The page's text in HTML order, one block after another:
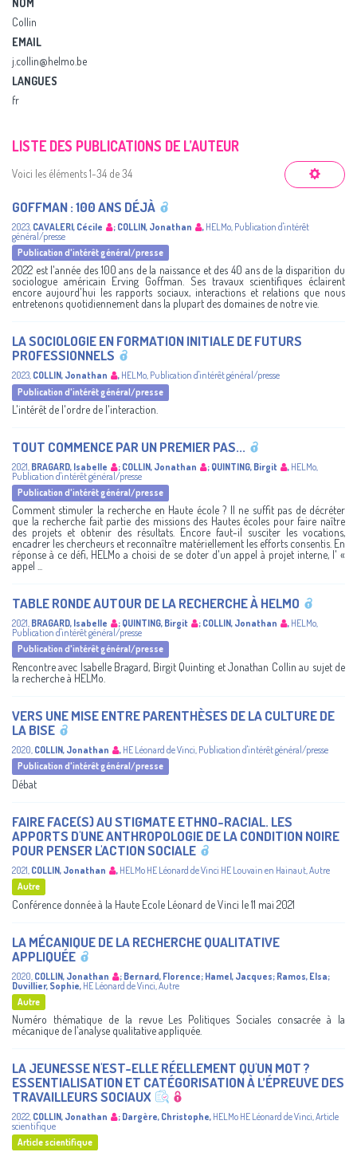
NOM
Collin
EMAIL
j.collin@helmo.be
LANGUES
fr
LISTE DES PUBLICATIONS DE L’AUTEUR
Voici les éléments 1-34 de 34
GOFFMAN : 100 ANS DÉJÀ
2023, CAVALERI, Cécile ; COLLIN, Jonathan , HELMo, Publication d'intérêt
général/presse
Publication d'intérêt général/presse
2022 est l'année des 100 ans de la naissance et des 40 ans de la disparition du
sociologue américain Erving Goffman. Ses travaux scientifiques éclairent
encore aujourd'hui les rapports sociaux, interactions et relations que nous
entretenons quotidiennement dans la plupart des domaines de notre vie.
LA SOCIOLOGIE EN FORMATION INITIALE DE FUTURS
PROFESSIONNELS
2023, COLLIN, Jonathan , HELMo, Publication d'intérêt général/presse
Publication d'intérêt général/presse
L'intérêt de l'ordre de l'interaction.
TOUT COMMENCE PAR UN PREMIER PAS...
2021, BRAGARD, Isabelle ; COLLIN, Jonathan ; QUINTING, Birgit , HELMo,
Publication d'intérêt général/presse
Publication d'intérêt général/presse
Comment stimuler la recherche en Haute école ? Il ne suffit pas de décréter
que la recherche fait partie des missions des Hautes écoles pour faire naître
des projets et obtenir des résultats. Encore faut-il susciter les vocations,
encadrer les chercheurs et reconnaître matériellement les efforts consentis. En
réponse à ce défi, HELMo a choisi de se doter d'un appel à projet interne, l' «
appel ...
TABLE RONDE AUTOUR DE LA RECHERCHE À HELMO
2021, BRAGARD, Isabelle ; QUINTING, Birgit ; COLLIN, Jonathan , HELMo,
Publication d'intérêt général/presse
Publication d'intérêt général/presse
Rencontre avec Isabelle Bragard, Birgit Quinting et Jonathan Collin au sujet de
la recherche à HELMo.
VERS UNE MISE ENTRE PARENTHÈSES DE LA CULTURE DE
LA BISE
2020 COLLIN, Jonathan , HE Léonard de Vinci Publication d'intérêt général/presse
Publication d'intérêt général/presse
Débat
FAIRE FACE(S) AU STIGMATE ETHNO-RACIAL. LES
APPORTS D'UNE ANTHROPOLOGIE DE LA CONDITION NOIRE
POUR PENSER L'ACTION SOCIALE
2021 COLLIN, Jonathan , HELMo HE Léonard de Vinci HE Louvain en Hainaut Autre
Autre
Conférence donnée à la Haute Ecole Léonard de Vinci le 11 mai 2021
LA MÉCANIQUE DE LA RECHERCHE QUALITATIVE
APPLIQUÉE
2020 COLLIN, Jonathan ; Bernard, Florence; Hamel, Jacques; Ramos, Elsa;
Duvillier, Sophie, HE Léonard de Vinci Autre
Autre
Numéro thématique de la revue Les Politiques Sociales consacrée à la
mécanique de l'analyse qualitative appliquée.
LA JEUNESSE N'EST-ELLE RÉELLEMENT QU'UN MOT ?
ESSENTIALISATION ET CATÉGORISATION À L’ÉPREUVE DES
TRAVAILLEURS SOCIAUX
2022 COLLIN, Jonathan ; Dargère, Christophe, HELMo HE Léonard de Vinci Article
scientifique
Article scientifique